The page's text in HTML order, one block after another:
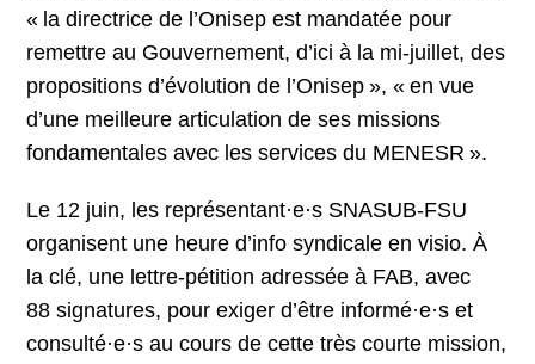
« la directrice de l’Onisep est mandatée pour
remettre au Gouvernement, d’ici à la mi-juillet, des
propositions d’évolution de l’Onisep », « en vue
d’une meilleure articulation de ses missions
fondamentales avec les services du MENESR ».
Le 12 juin, les représentant·e·s SNASUB-FSU
organisent une heure d’info syndicale en visio. À
la clé, une lettre-pétition adressée à FAB, avec
88 signatures, pour exiger d’être informé·e·s et
consulté·e·s au cours de cette très courte mission,